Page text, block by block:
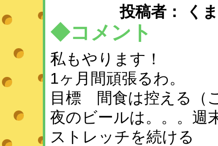
投稿者： く
◆コメント
私もやります！
1ヶ月間頑張るわ。
目標 間食は控える（
夜のビールは。。。週
ストレッチを続ける